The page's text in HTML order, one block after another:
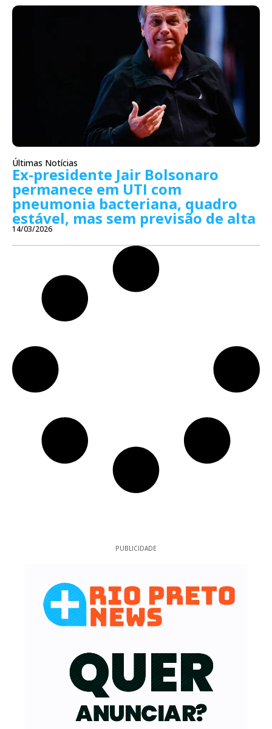
Últimas Notícias
Ex-presidente Jair Bolsonaro
permanece em UTI com
pneumonia bacteriana, quadro
estável, mas sem previsão de alta
14/03/2026
PUBLICIDADE